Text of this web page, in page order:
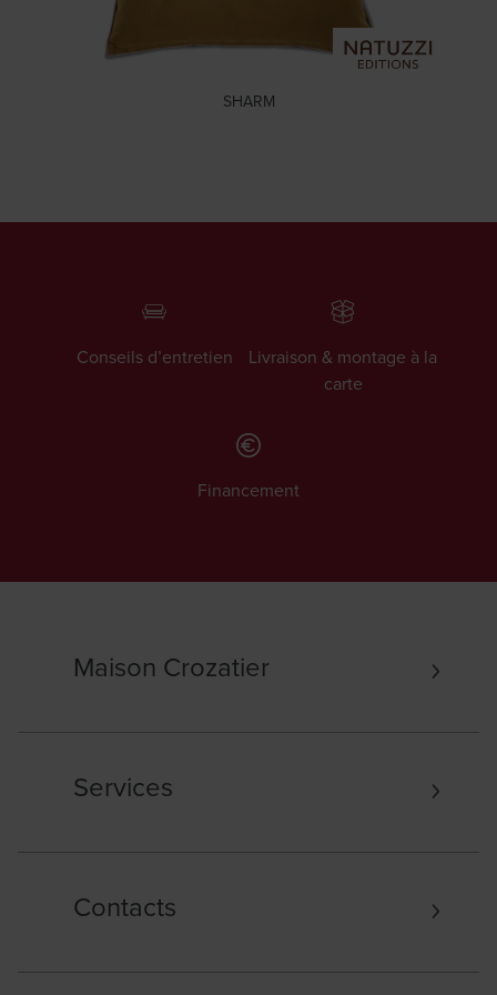
SHARM
Conseils d’entretien
Livraison & montage à la
carte
Financement
Maison Crozatier
Services
Contacts